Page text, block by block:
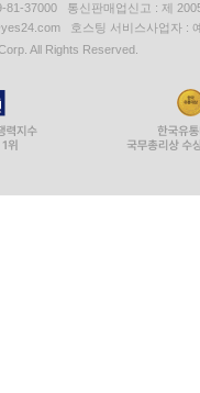
81-37000 통신판매업신고 : 제
호스팅 서비스사업자 :
All Rights Reserved.